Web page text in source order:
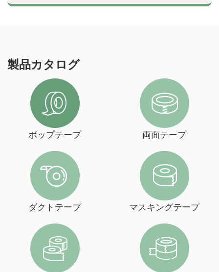
製品カタログ
ボップテープ 両面テープ
ダクトテープ マスキングテープ